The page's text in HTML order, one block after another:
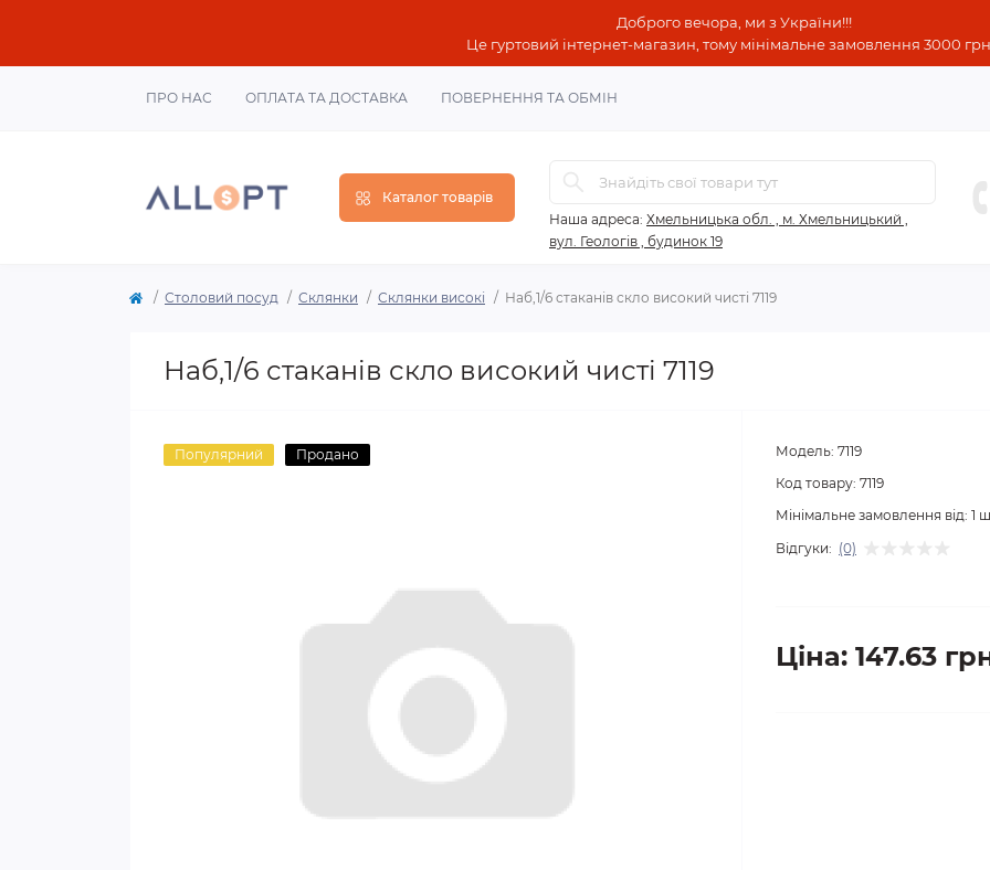
Доброго вечора, ми з України!!!
Це гуртовий інтернет-магазин, тому мінімальне замовлення 3000
ПРО НАС ОПЛАТА ТА ДОСТАВКА ПОВЕРНЕННЯ ТА ОБМІН
Каталог товарів
Наша адреса: Хмельницька обл. , м. Хмельницький ,
вул. Геологів , будинок 19
Столовий посуд Склянки Склянки високі Наб,1/6 стаканів скло високий чисті 7119
Наб,1/6 стаканів скло високий чисті 7119
Популярний Продано Модель: 7119
Код товару: 7119
Мінімальне замовлення від: 1
Відгуки: (0)
Ціна: 147.63